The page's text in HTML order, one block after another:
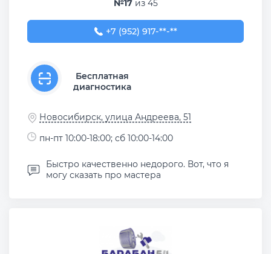
№17из 45
+7 (952) 917-86-21
+7 (952) 917-**-**
Бесплатная
диагностика
Новосибирск, улица Андреева, 51
пн-пт 10:00-18:00; сб 10:00-14:00
Быстро качественно недорого. Вот, что я
могу сказать про мастера